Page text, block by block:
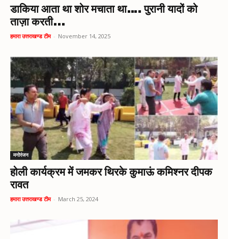
डाकिया आता था शोर मचाता था…. पुरानी यादों को
ताज़ा करती...
हमारा उत्तराखण्ड टीम - November 14, 2025
मनोरंजन
होली कार्यक्रम में जमकर थिरके कुमाऊं कमिश्नर दीपक
रावत
हमारा उत्तराखण्ड टीम - March 25, 2024